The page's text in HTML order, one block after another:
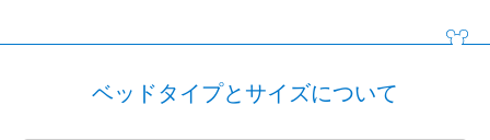
ベッドタイプとサイズについて